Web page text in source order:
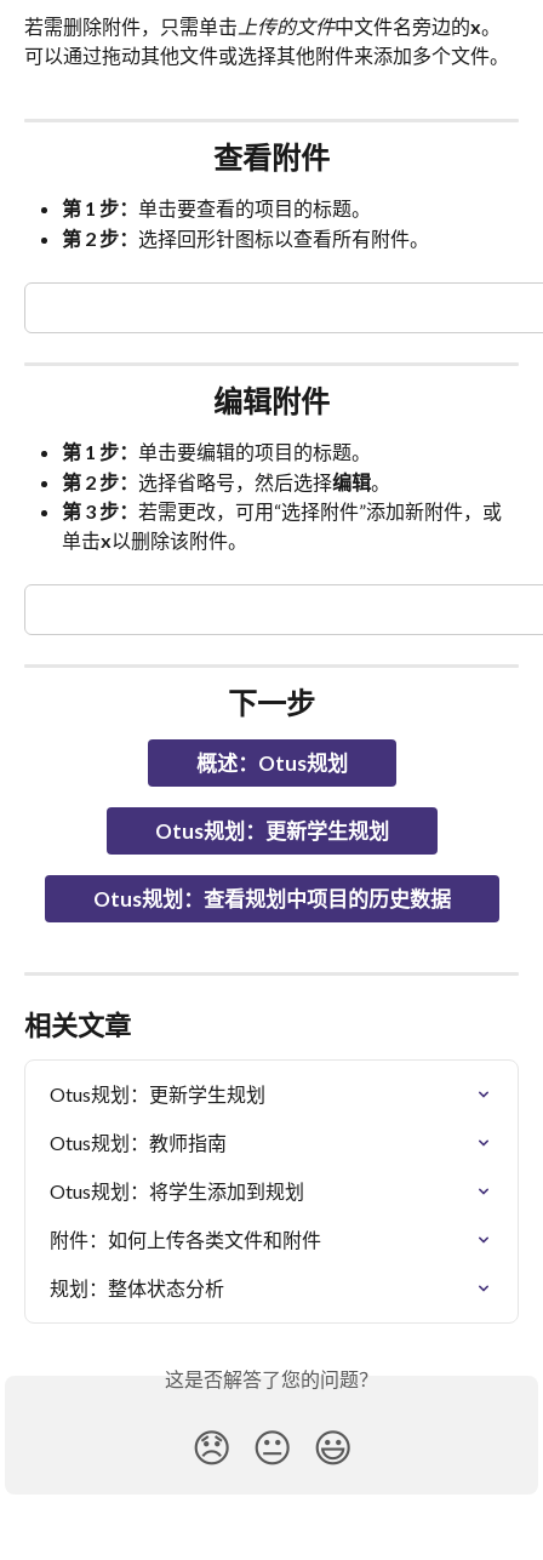
若需删除附件，只需单击 上传的文件中文件名旁边的x。
可以通过拖动其他文件或选择其他附件来添加多个文件。
查看附件
第 1 步： 单击要查看的项目的标题。
第 2 步： 选择回形针图标以查看所有附件。
编辑附件
第 1 步： 单击要编辑的项目的标题。
第 2 步： 选择省略号，然后选择编辑。
第 3 步： 若需更改，可用“选择附件”添加新附件，或
单击x以删除该附件。
下一步
概述：Otus规划
Otus规划：更新学生规划
Otus规划：查看规划中项目的历史数据
相关文章
Otus规划：更新学生规划
Otus规划：教师指南
Otus规划：将学生添加到规划
附件：如何上传各类文件和附件
规划：整体状态分析
这是否解答了您的问题？
😞 😐 😃